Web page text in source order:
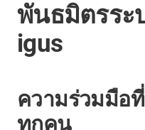
พันธมิตรระ
igus
ความร่วมมือ
ทุกคน